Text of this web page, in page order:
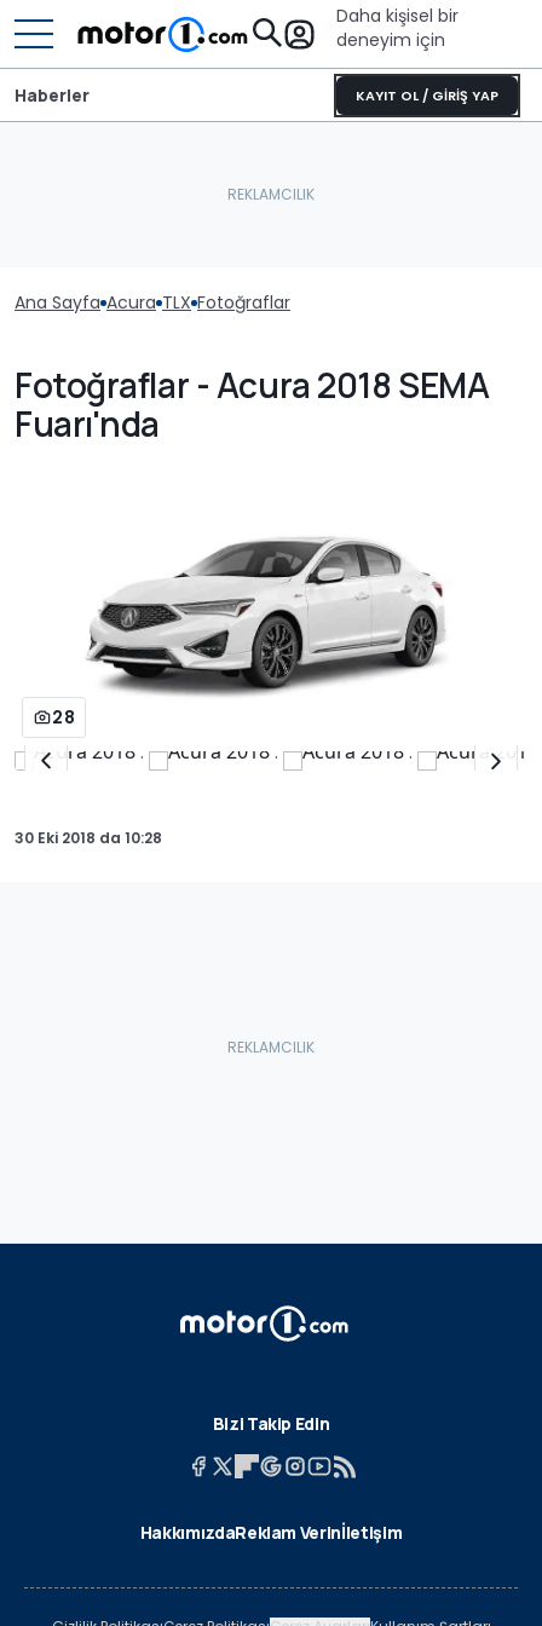
Daha kişisel bir
deneyim için
KAYIT OL / GİRİŞ YAP
Haberler
Ana Sayfa Acura TLX Fotoğraflar
Fotoğraflar - Acura 2018 SEMA
Fuarı'nda
28
30 Eki 2018 da 10:28
Bizi Takip Edin
HakkımızdaReklam Verinİletişim